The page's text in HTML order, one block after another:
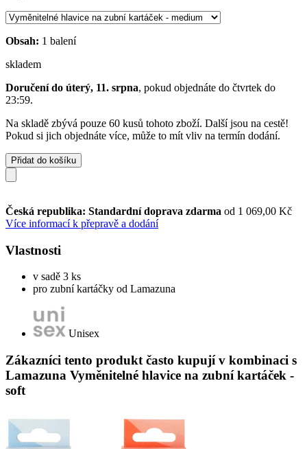
Obsah: 1 balení
skladem
Doručení do úterý, 11. srpna, pokud objednáte do čtvrtek do
23:59.
Na skladě zbývá pouze 60 kusů tohoto zboží. Další jsou na cestě!
Pokud si jich objednáte více, může to mít vliv na termín dodání.
Přidat do košíku
Česká republika: Standardní doprava zdarma od 1 069,00 Kč
Více informací k přepravě a dodání
Vlastnosti
v sadě 3 ks
pro zubní kartáčky od Lamazuna
Unisex
Zákazníci tento produkt často kupují v kombinaci s
Lamazuna Vyměnitelné hlavice na zubní kartáček -
soft